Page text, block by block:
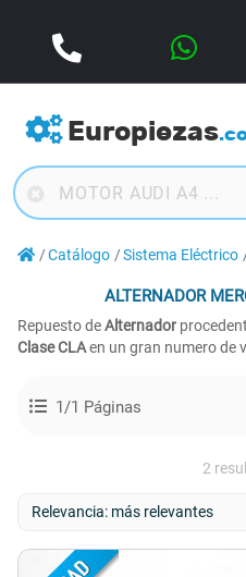
Europiezas
Catálogo Sistema Eléctrico
ALTERNADOR
Repuesto deAlternador
Clase CLAen un gran numero de
1/1 Páginas
2